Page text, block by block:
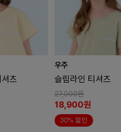
츠
우주
슬림라인 티셔츠
27,000원
18,900원
30% 할인